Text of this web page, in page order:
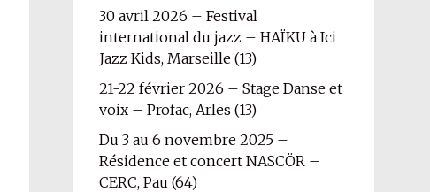
30 avril 2026 – Festival
international du jazz – HAÏKU à Ici
Jazz Kids, Marseille (13)
21-22 février 2026 – Stage Danse et
voix – Profac, Arles (13)
Du 3 au 6 novembre 2025 –
Résidence et concert NASCÖR –
CERC, Pau (64)